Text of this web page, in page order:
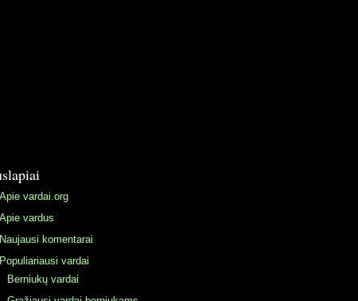
Apie vardai.org
Apie vardus
Naujausi komentarai
Populiariausi vardai
Berniukų vardai